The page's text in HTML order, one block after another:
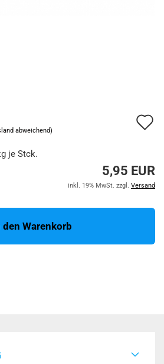
abweichend)
je Stck.
5,95 EUR
inkl. 19% MwSt. zzgl. Versand
den Warenkorb